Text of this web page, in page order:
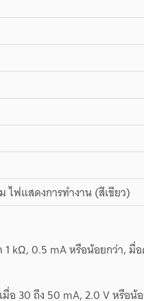
ไฟแสดงการทำงาน (สีเขียว)
kΩ, 0.5 mA หรือน้อยกว่า, มื่
อ 30 ถึง 50 mA, 2.0 V หรือน้